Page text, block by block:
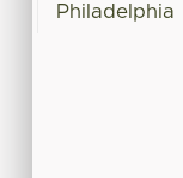
Philadelphia